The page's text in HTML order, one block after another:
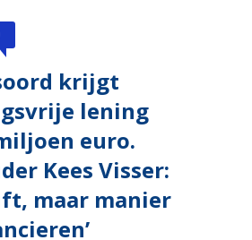
krijgt
lening
euro.
Kees Visser:
maar manier